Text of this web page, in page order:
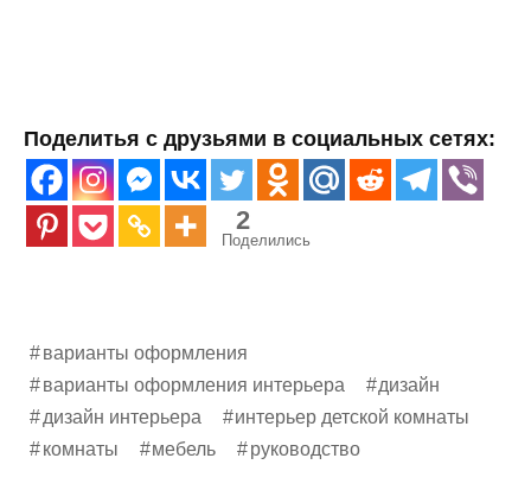
Поделитья с друзьями в социальных сетях:
2
Поделились
варианты оформления
варианты оформления интерьера
дизайн
дизайн интерьера
интерьер детской комнаты
комнаты
мебель руководство